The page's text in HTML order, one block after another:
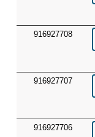
916927708
916927707
916927706